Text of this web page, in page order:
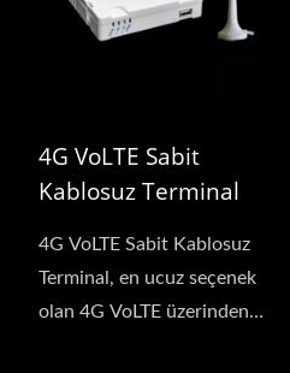
4G VoLTE Sabit
Kablosuz Terminal
4G VoLTE Sabit Kablosuz
Terminal, en ucuz seçenek
olan 4G VoLTE üzerinden